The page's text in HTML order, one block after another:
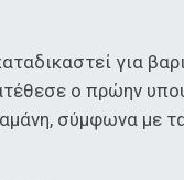
για
ο πρώην
σύμφωνα με